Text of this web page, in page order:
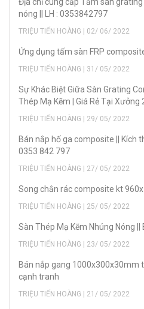
Địa chỉ cung cấp Tấm sàn
nóng || LH : 0353842797
TRIỆU TIẾN HOÀNG | 02/ 06/ 2022
Ứng dụng tấm sàn FRP
TRIỆU TIẾN HOÀNG | 31/ 05/ 2022
Sự Khác Biệt Giữa Sàn Grating
Thép Mạ Kẽm | Giá Rẻ Tại Xưởng
TRIỆU TIẾN HOÀNG | 29/ 05/ 2022
Bán nắp hố ga composite || Kích
0353 842 797
TRIỆU TIẾN HOÀNG | 27/ 05/ 2022
Song chắn rác composite kt
TRIỆU TIẾN HOÀNG | 25/ 05/ 2022
Sàn Thép Mạ Kẽm Nhúng Nóng ||
TRIỆU TIẾN HOÀNG | 23/ 05/ 2022
Bán nắp gang 1000x300x30mm
cạnh tranh
TRIỆU TIẾN HOÀNG | 21/ 05/ 2022